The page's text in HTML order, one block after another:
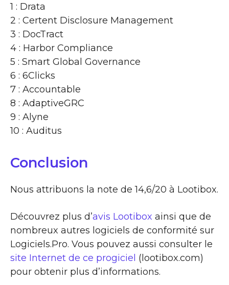
1 : Drata
2 : Certent Disclosure Management
3 : DocTract
4 : Harbor Compliance
5 : Smart Global Governance
6 : 6Clicks
7 : Accountable
8 : AdaptiveGRC
9 : Alyne
10 : Auditus
Conclusion
Nous attribuons la note de 14,6/20 à Lootibox.
Découvrez plus d’avis Lootibox ainsi que de
nombreux autres logiciels de conformité sur
Logiciels.Pro. Vous pouvez aussi consulter le
site Internet de ce progiciel (lootibox.com)
pour obtenir plus d’informations.